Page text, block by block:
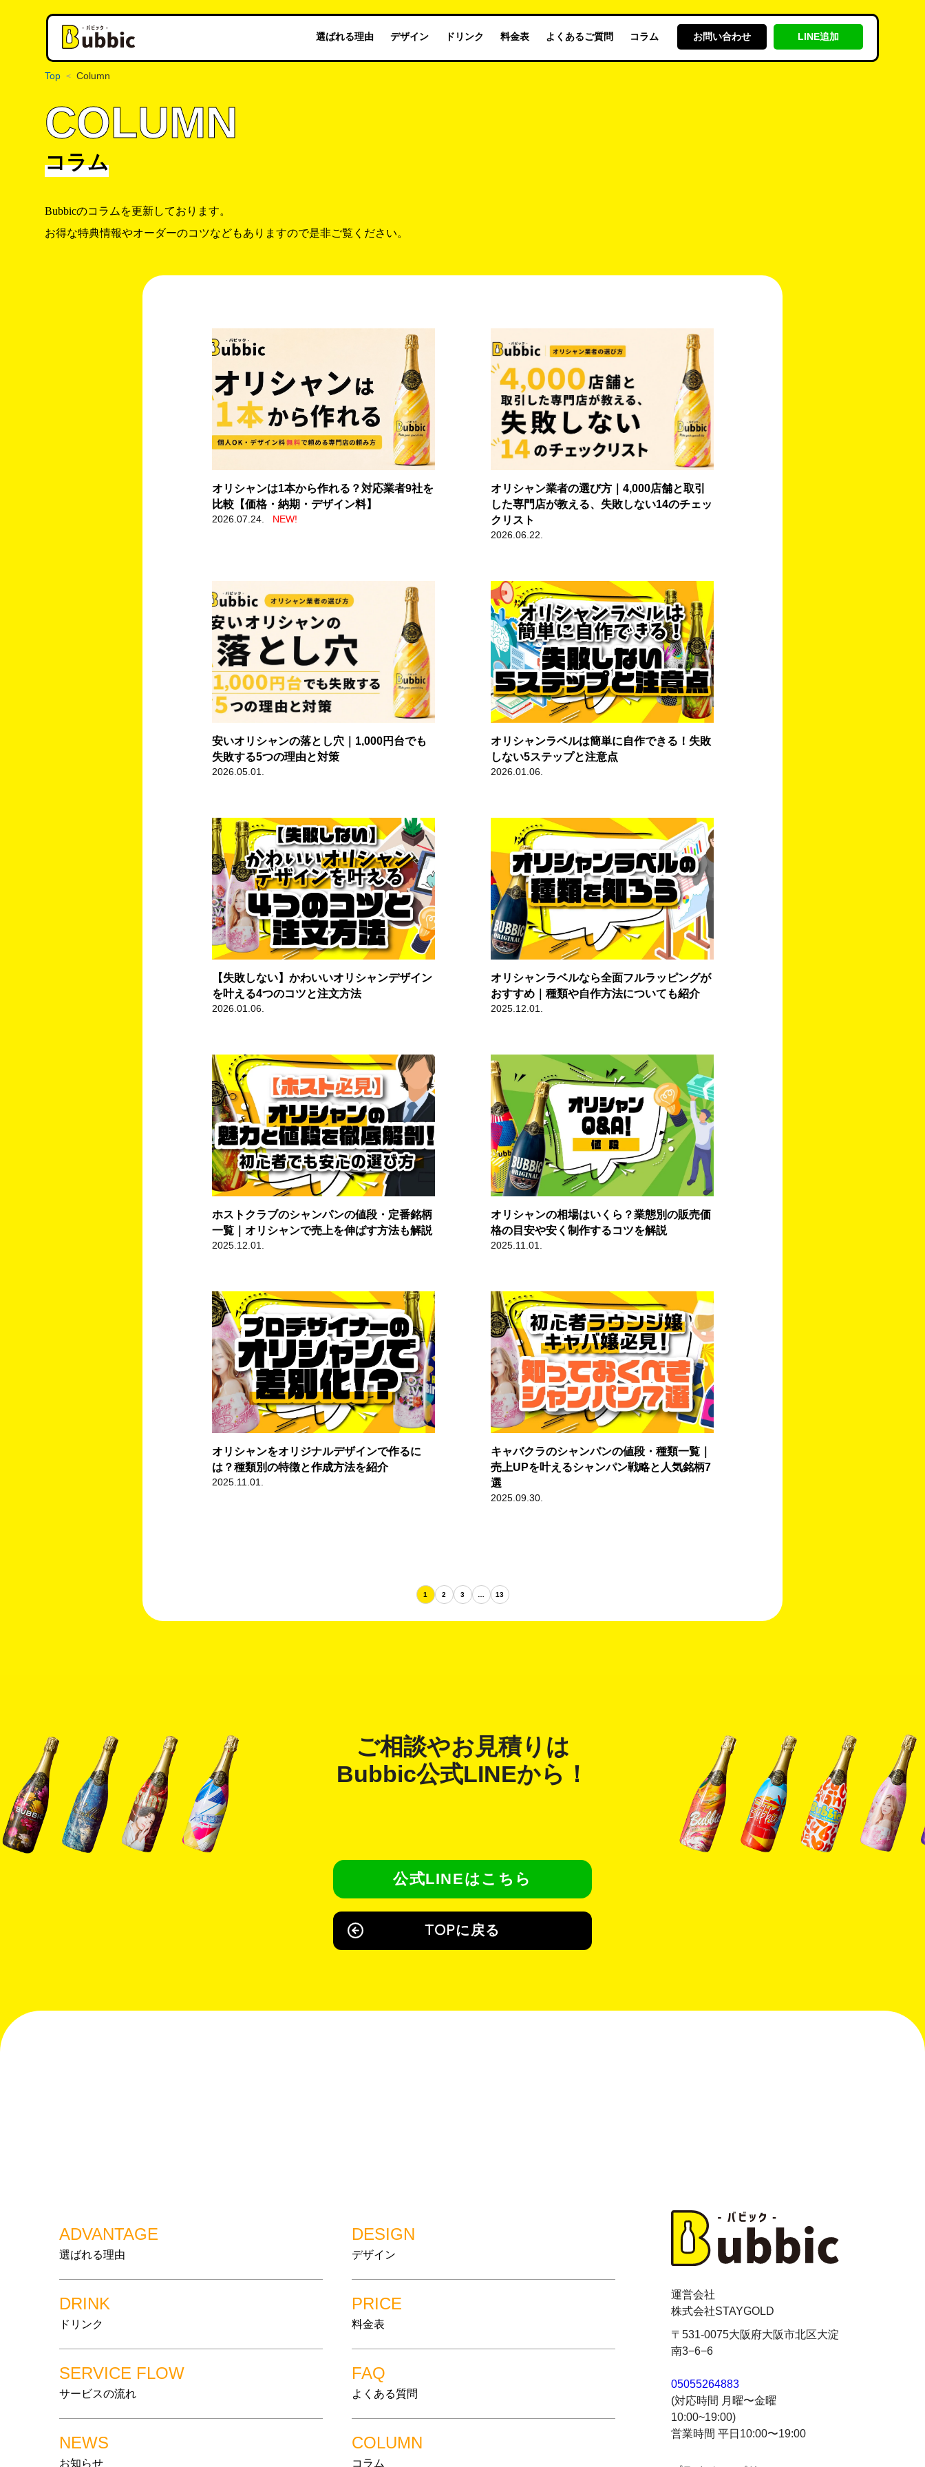
選ばれる理由 デザイン ドリンク 料金表 よくあるご質問 コラム お問い合わせ LINE追加
Top < Column
COLUMN
コラム
Bubbicのコラムを更新しております。
お得な特典情報やオーダーのコツなどもありますので是非ご覧ください。
オリシャンは1本から作れる？対応業者9社を
比較【価格・納期・デザイン料】
2026.07.24. NEW!
オリシャン業者の選び方｜4,000店舗と取引
した専門店が教える、失敗しない14のチェッ
クリスト
2026.06.22.
安いオリシャンの落とし穴｜1,000円台でも
失敗する5つの理由と対策
2026.05.01.
オリシャンラベルは簡単に自作できる！失敗
しない5ステップと注意点
2026.01.06.
【失敗しない】かわいいオリシャンデザイン
を叶える4つのコツと注文方法
2026.01.06.
オリシャンラベルなら全面フルラッピングが
おすすめ｜種類や自作方法についても紹介
2025.12.01.
ホストクラブのシャンパンの値段・定番銘柄
一覧｜オリシャンで売上を伸ばす方法も解説
2025.12.01.
オリシャンの相場はいくら？業態別の販売価
格の目安や安く制作するコツを解説
2025.11.01.
オリシャンをオリジナルデザインで作るに
は？種類別の特徴と作成方法を紹介
2025.11.01.
キャバクラのシャンパンの値段・種類一覧｜
売上UPを叶えるシャンパン戦略と人気銘柄7
選
2025.09.30.
1 2 3 13
公式LINEはこちら
TOPに戻る
ご相談やお見積りは
Bubbic公式LINEから！
ADVANTAGE
選ばれる理由
DESIGN
デザイン
DRINK
ドリンク
PRICE
料金表
SERVICE FLOW
サービスの流れ
FAQ
よくある質問
NEWS
お知らせ
COLUMN
コラム
運営会社
株式会社STAYGOLD
〒531-0075大阪府大阪市北区大淀
南3−6−6
05055264883
(対応時間 月曜〜金曜
10:00~19:00)
営業時間 平日10:00〜19:00